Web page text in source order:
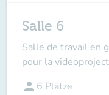
Salle 6
Salle de travail en
pour la
person 6 Plätze